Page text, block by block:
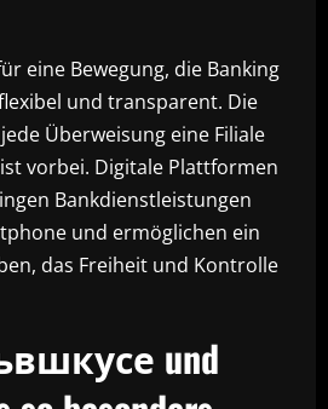
eine Bewegung, die Banking
und transparent. Die
Überweisung eine Filiale
vorbei. Digitale Plattformen
Bankdienstleistungen
und ermöglichen ein
das Freiheit und Kontrolle
und